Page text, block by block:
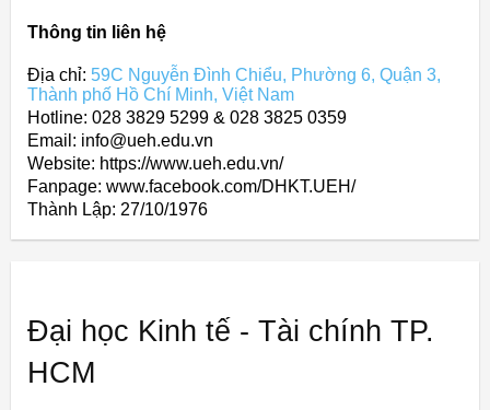
Thông tin liên hệ
Địa chỉ: 59C Nguyễn Đình Chiểu, Phường 6, Quận 3,
Thành phố Hồ Chí Minh, Việt Nam
Hotline: 028 3829 5299 & 028 3825 0359
Email: info@ueh.edu.vn
Website: https://www.ueh.edu.vn/
Fanpage: www.facebook.com/DHKT.UEH/
Thành Lập: 27/10/1976
Đại học Kinh tế - Tài chính TP.
HCM